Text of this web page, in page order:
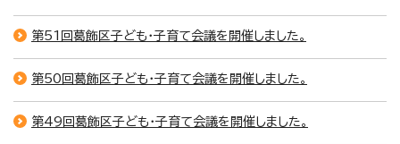
第51回葛飾区子ども・子育て会議を開催しました。
第50回葛飾区子ども・子育て会議を開催しました。
第49回葛飾区子ども・子育て会議を開催しました。